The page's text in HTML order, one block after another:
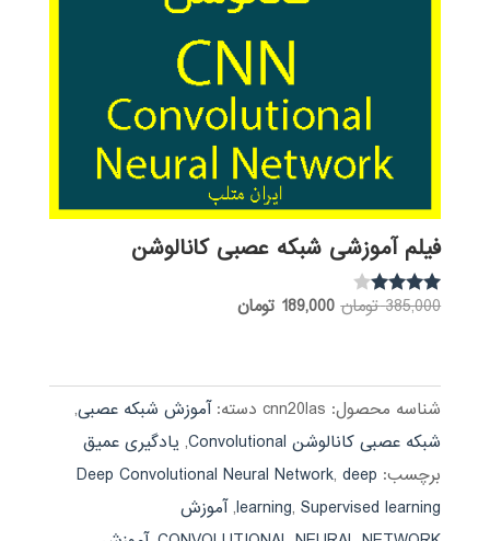
فیلم آموزشی شبکه عصبی کانالوشن
نمره
385,000 تومان قیمت
بود.
189,000 تومانقیمت
شناسه محصول: cnn20las دسته:آموزش شبکه عصبی,
شبکه عصبی کانالوشن Convolutional
, یادگیری عمیق
برچسب:
Deep Convolutional Neural Network,deep
learning,Supervised learning
,آموزش